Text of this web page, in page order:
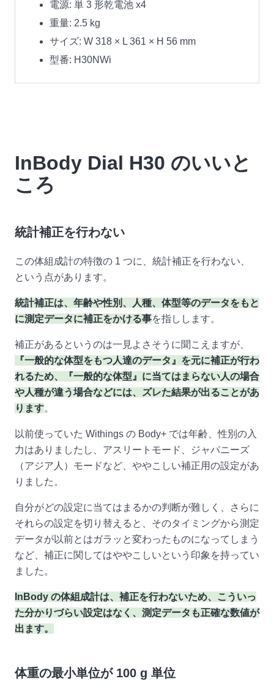
電源: 単 3 形乾電池 x4
重量: 2.5 kg
サイズ: W 318 × L 361 × H 56 mm
型番: H30NWi
InBody Dial H30 のいいと
ころ
統計補正を行わない
この体組成計の特徴の 1 つに、統計補正を行わない、
という点があります。
統計補正は、年齢や性別、人種、体型等のデータをもと
に測定データに補正をかける事を指しします。
補正があるというのは一見よさそうに聞こえますが、
『一般的な体型をもつ人達のデータ』を元に補正が行わ
れるため、『一般的な体型』に当てはまらない人の場合
や人種が違う場合などには、ズレた結果が出ることがあ
ります。
以前使っていた Withings の Body+ では年齢、性別の入
力はありましたし、アスリートモード、ジャパニーズ
（アジア人）モードなど、ややこしい補正用の設定があ
りました。
自分がどの設定に当てはまるかの判断が難しく、さらに
それらの設定を切り替えると、そのタイミングから測定
データが以前とはガラッと変わったものになってしまう
など、補正に関してはややこしいという印象を持ってい
ました。
InBody の体組成計は、補正を行わないため、こういっ
た分かりづらい設定はなく、測定データも正確な数値が
出ます。
体重の最小単位が 100 g 単位